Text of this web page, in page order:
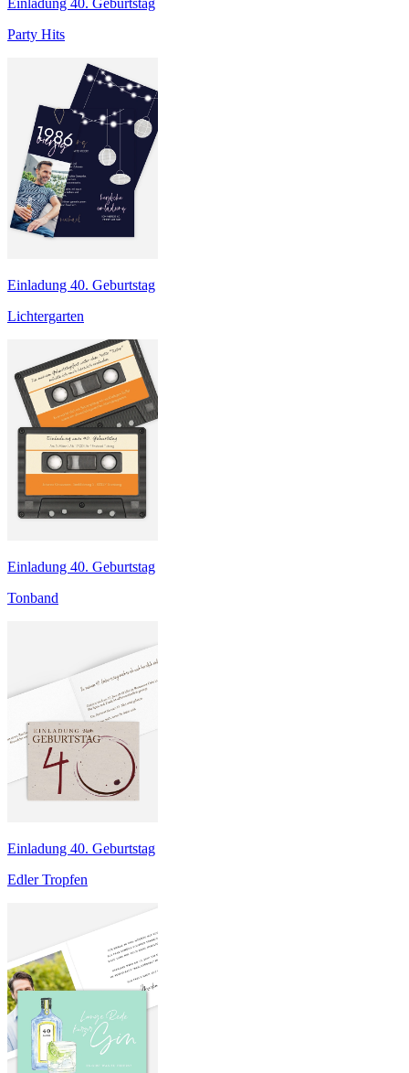
Einladung 40. Geburtstag
Party Hits
Einladung 40. Geburtstag
Lichtergarten
Einladung 40. Geburtstag
Tonband
Einladung 40. Geburtstag
Edler Tropfen